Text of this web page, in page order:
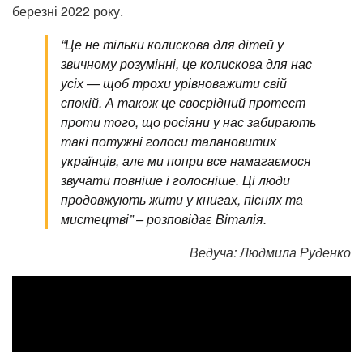
березні 2022 року.
“Це не тільки колискова для дітей у
звичному розумінні, це колискова для нас
усіх — щоб трохи урівноважити свій
спокій. А також це своєрідний протест
проти того, що росіяни у нас забирають
такі потужні голоси талановитих
українців, але ми попри все намагаємося
звучати повніше і голосніше. Ці люди
продовжують жити у книгах, піснях та
мистецтві” – розповідає Віталія.
Ведуча: Людмила Руденко